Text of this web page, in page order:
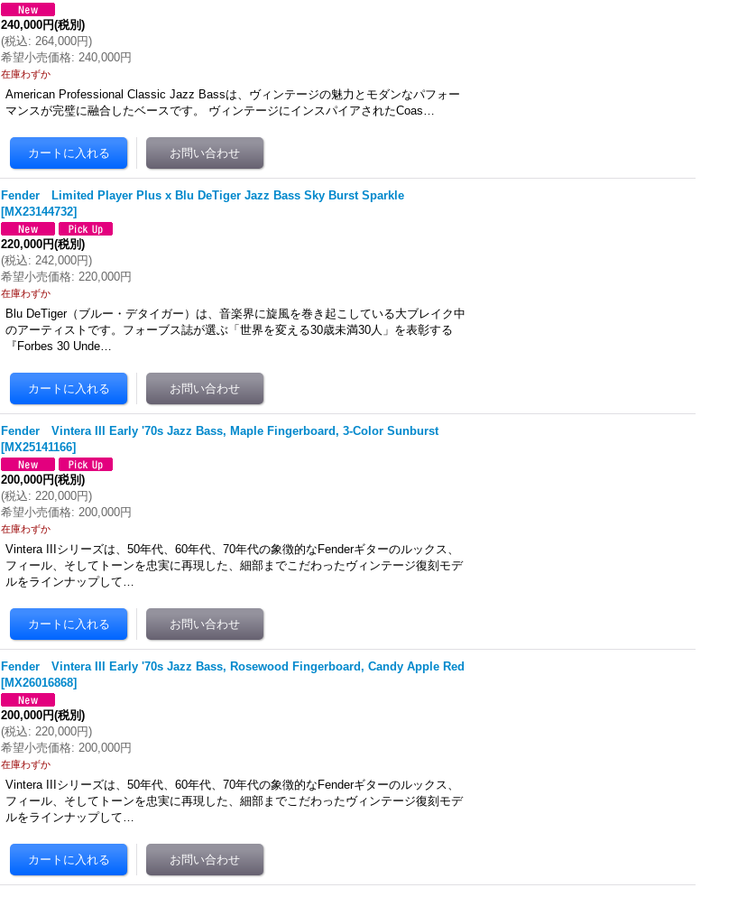
240,000円(税別)
(税込: 264,000円)
希望小売価格: 240,000円
在庫わずか
American Professional Classic Jazz Bassは、ヴィンテージの魅力とモダンなパフォー
マンスが完璧に融合したベースです。 ヴィンテージにインスパイアされたCoas…
Fender Limited Player Plus x Blu DeTiger Jazz Bass Sky Burst Sparkle
[MX23144732]
220,000円(税別)
(税込: 242,000円)
希望小売価格: 220,000円
在庫わずか
Blu DeTiger（ブルー・デタイガー）は、音楽界に旋風を巻き起こしている大ブレイク中
のアーティストです。フォーブス誌が選ぶ「世界を変える30歳未満30人」を表彰する
『Forbes 30 Unde…
Fender Vintera III Early '70s Jazz Bass, Maple Fingerboard, 3-Color Sunburst
[MX25141166]
200,000円(税別)
(税込: 220,000円)
希望小売価格: 200,000円
在庫わずか
Vintera IIIシリーズは、50年代、60年代、70年代の象徴的なFenderギターのルックス、
フィール、そしてトーンを忠実に再現した、細部までこだわったヴィンテージ復刻モデ
ルをラインナップして…
Fender Vintera III Early '70s Jazz Bass, Rosewood Fingerboard, Candy Apple Red
[MX26016868]
200,000円(税別)
(税込: 220,000円)
希望小売価格: 200,000円
在庫わずか
Vintera IIIシリーズは、50年代、60年代、70年代の象徴的なFenderギターのルックス、
フィール、そしてトーンを忠実に再現した、細部までこだわったヴィンテージ復刻モデ
ルをラインナップして…